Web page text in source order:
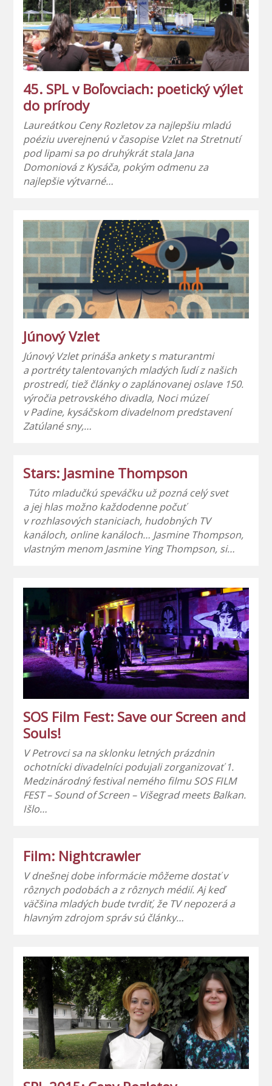
45. SPL v Boľovciach: poetický výlet
do prírody
Laureátkou Ceny Rozletov za najlepšiu mladú
poéziu uverejnenú v časopise Vzlet na Stretnutí
pod lipami sa po druhýkrát stala Jana
Domoniová z Kysáča, pokým odmenu za
najlepšie výtvarné…
Júnový Vzlet
Júnový Vzlet prináša ankety s maturantmi
a portréty talentovaných mladých ľudí z našich
prostredí, tiež články o zaplánovanej oslave 150.
výročia petrovského divadla, Noci múzeí
v Padine, kysáčskom divadelnom predstavení
Zatúlané sny,…
Stars: Jasmine Thompson
Túto mladučkú speváčku už pozná celý svet
a jej hlas možno každodenne počuť
v rozhlasových staniciach, hudobných TV
kanáloch, online kanáloch… Jasmine Thompson,
vlastným menom Jasmine Ying Thompson, si…
SOS Film Fest: Save our Screen and
Souls!
V Petrovci sa na sklonku letných prázdnin
ochotnícki divadelníci podujali zorganizovať 1.
Medzinárodný festival nemého filmu SOS FILM
FEST – Sound of Screen – Višegrad meets Balkan.
Išlo…
Film: Nightcrawler
V dnešnej dobe informácie môžeme dostať v
rôznych podobách a z rôznych médií. Aj keď
väčšina mladých bude tvrdiť, že TV nepozerá a
hlavným zdrojom správ sú články…